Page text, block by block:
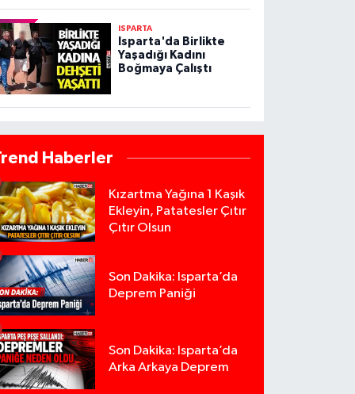
ISPARTA
Isparta'da Birlikte
Yaşadığı Kadını
Boğmaya Çalıştı
Haberler
Kızartma Yağına 1 Kaşık
Ekleyin, Patatesler Çıtır
Çıtır Olsun
Son Dakika: Isparta’da
Deprem Paniği
Son Dakika: Isparta’da
Arka Arkaya Deprem